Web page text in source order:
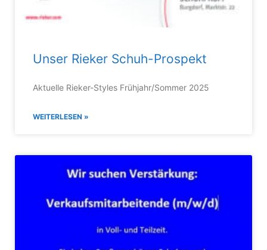
Unser Rieker Schuh-Prospekt
Aktuelle Rieker-Styles Frühjahr/Sommer 2025
WEITERLESEN »